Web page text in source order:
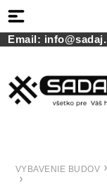
Email:
VYBAVENIE BUDOV